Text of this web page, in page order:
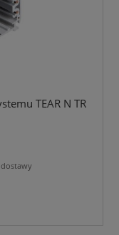
TEAR N TR
dostawy